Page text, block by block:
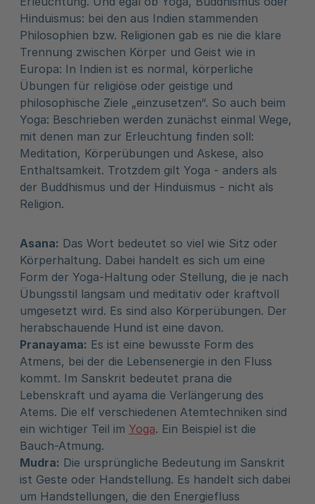
Hinduismus: bei den aus Indien stammenden
Philosophien bzw. Religionen gab es nie die klare
Trennung zwischen Körper und Geist wie in
Europa: In Indien ist es normal, körperliche
Übungen für religiöse oder geistige und
philosophische Ziele „einzusetzen“. So auch beim
Yoga: Beschrieben werden zunächst einmal Wege,
mit denen man zur Erleuchtung finden soll:
Meditation, Körperübungen und Askese, also
Enthaltsamkeit. Trotzdem gilt Yoga - anders als
der Buddhismus und der Hinduismus - nicht als
Religion.
Asana: Das Wort bedeutet so viel wie Sitz oder
Körperhaltung. Dabei handelt es sich um eine
Form der Yoga-Haltung oder Stellung, die je nach
Übungsstil langsam und meditativ oder kraftvoll
umgesetzt wird. Es sind also Körperübungen. Der
herabschauende Hund ist eine davon.
Pranayama: Es ist eine bewusste Form des
Atmens, bei der die Lebensenergie in den Fluss
kommt. Im Sanskrit bedeutet prana die
Lebenskraft und ayama die Verlängerung des
Atems. Die elf verschiedenen Atemtechniken sind
ein wichtiger Teil im Yoga. Ein Beispiel ist die
Bauch-Atmung.
Mudra: Die ursprüngliche Bedeutung im Sanskrit
ist Geste oder Handstellung. Es handelt sich dabei
um Handstellungen, die den Energiefluss